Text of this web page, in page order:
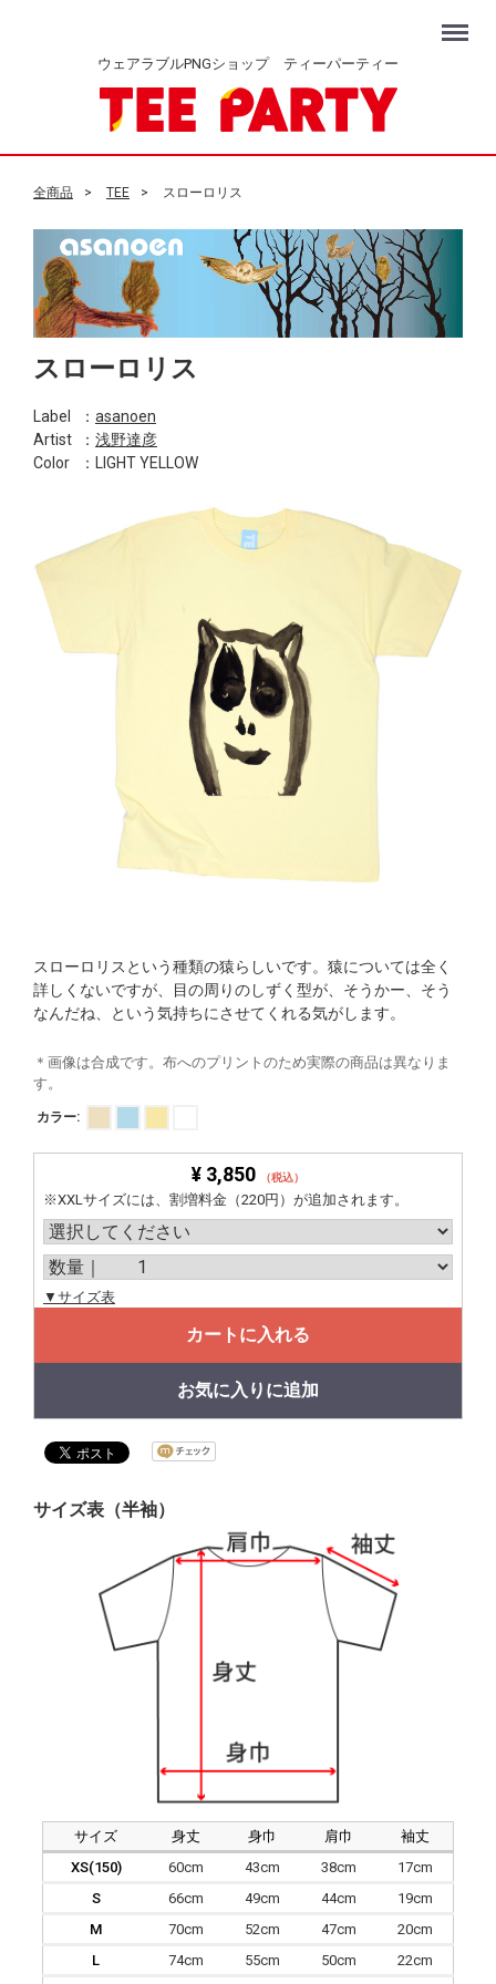
ウェアラブルPNGショップ ティーパーティー
Menu
全商品 TEE スローロリス
スローロリス
Label ： asanoen
Artist
： 浅野達彦
Color
：LIGHT YELLOW
スローロリスという種類の猿らしいです。猿については全く
詳しくないですが、目の周りのしずく型が、そうかー、そう
なんだね、という気持ちにさせてくれる気がします。
＊画像は合成です。布へのプリントのため実際の商品は異なりま
す。
カラー:
¥ 3,850 （税込）
※XXLサイズには、割増料金（220円）が追加されます。
▼サイズ表
カートに入れる
お気に入りに追加
サイズ表（半袖）
サイズ 身丈 身巾 肩巾
袖丈
XS(150)
60cm 43cm 38cm
17cm
S
66cm 49cm 44cm
19cm
M
70cm 52cm 47cm
20cm
L
74cm 55cm 50cm
22cm